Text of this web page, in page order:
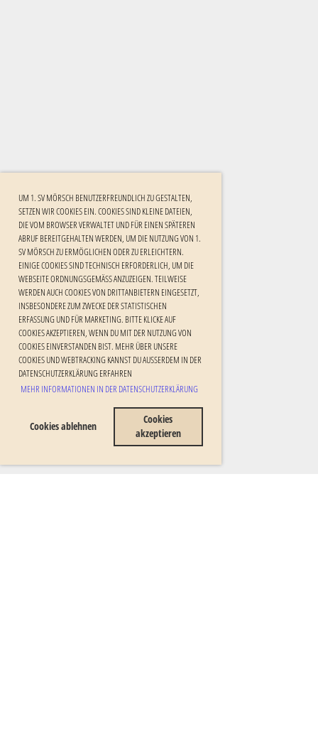
UM 1. SV MÖRSCH BENUTZERFREUNDLICH ZU GESTALTEN,
SETZEN WIR COOKIES EIN. COOKIES SIND KLEINE DATEIEN,
DIE VOM BROWSER VERWALTET UND FÜR EINEN SPÄTEREN
ABRUF BEREITGEHALTEN WERDEN, UM DIE NUTZUNG VON 1.
SV MÖRSCH ZU ERMÖGLICHEN ODER ZU ERLEICHTERN.
EINIGE COOKIES SIND TECHNISCH ERFORDERLICH, UM DIE
WEBSEITE ORDNUNGSGEMÄSS ANZUZEIGEN. TEILWEISE W
ERDEN AUCH COOKIES VON DRITTANBIETERN EINGESETZT, I
NSBESONDERE ZUM ZWECKE DER STATISTISCHEN E
RFASSUNG UND FÜR MARKETING. BITTE KLICKE AUF C
OOKIES AKZEPTIEREN, WENN DU MIT DER NUTZUNG VON C
OOKIES EINVERSTANDEN BIST. MEHR ÜBER UNSERE C
OOKIES UND WEBTRACKING KANNST DU AUSSERDEM IN DER DA
TENSCHUTZERKLÄRUNG ERFAHREN
MEHR INFORMATIONEN IN DER DATENSCHUTZERKLÄRUNG
Cookies ablehnen
Cookies
akzeptieren